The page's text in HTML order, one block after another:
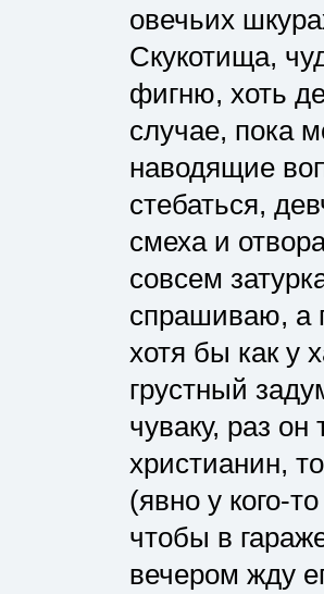
овечьих
Скукотища,
фигню, хоть
случае, пока
наводящие
стебаться,
смеха и
совсем
спрашиваю, а
хотя бы как у
грустный
чуваку, раз
христианин,
(явно у кого-
чтобы в
вечером жду